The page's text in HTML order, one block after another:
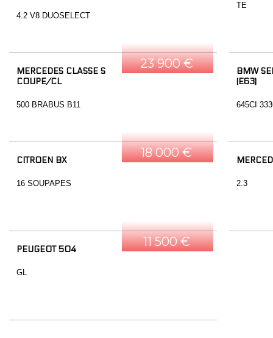
4.2 V8 DUOSELECT
TE
23 900 €
MERCEDES CLASSE S
COUPE/CL
500 BRABUS B11
BMW
(E63)
645CI
18 000 €
CITROEN BX
16 SOUPAPES 2.3
11 500 €
PEUGEOT 504
GL